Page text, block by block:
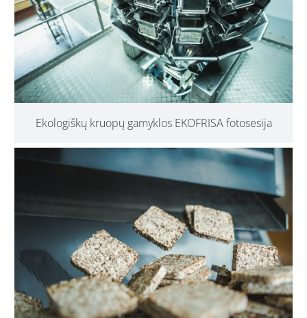
Ekologiškų kruopų gamyklos EKOFRISA fotosesija